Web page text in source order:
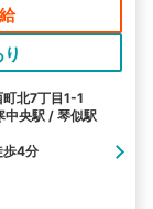
北7丁目1-1
中央駅 / 琴似駅
歩4分